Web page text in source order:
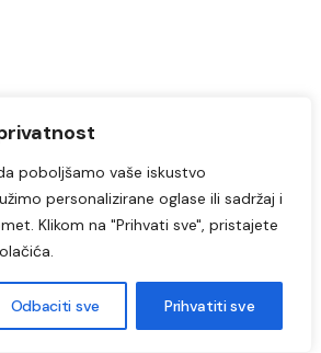
poboljšamo vaše iskustvo
personalizirane oglase ili sadržaj i
Klikom na "Prihvati sve", pristajete
Odbaciti sve Prihvatiti sve